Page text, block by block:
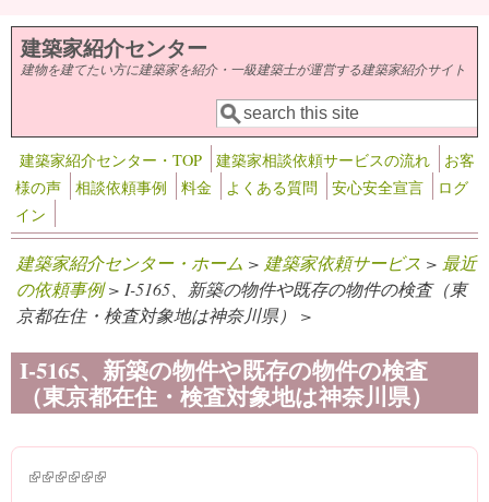
メインコンテンツに移動
建築家紹介センター
建物を建てたい方に建築家を紹介・一級建築士が運営する建築家紹介サイト
検索フォーム
検索
建築家紹介センター・TOP 建築家相談依頼サービスの流れ
お客
様の声
相談依頼事例 料金 よくある質問 安心安全宣言
ログ
イン
建築家紹介センター・ホーム > 建築家依頼サービス > 最近
の依頼事例> I-5165、新築の物件や既存の物件の検査（東
京都在住・検査対象地は神奈川県） >
I-5165、新築の物件や既存の物件の検査
（東京都在住・検査対象地は神奈川県）
(link is external)
(link is external)
(link is external)
(link is external)
(link is external)
(link is external)